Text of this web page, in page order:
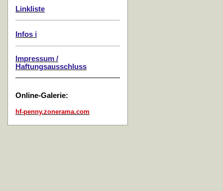
Linkliste
Infos ℹ️
Impressum /
Haftungsausschluss
Online-Galerie:
hf-penny.zonerama.com